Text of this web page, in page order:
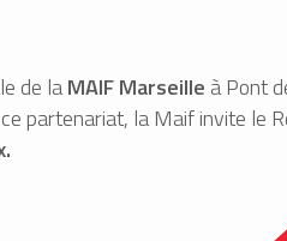
de laMAIF Marseille à Pont
partenariat, la Maif invite le